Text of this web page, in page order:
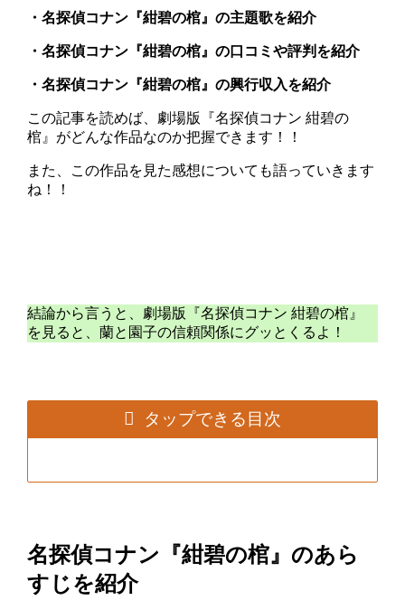
・名探偵コナン『紺碧の棺』の主題歌を紹介
・名探偵コナン『紺碧の棺』の口コミや評判を紹介
・名探偵コナン『紺碧の棺』の興行収入を紹介
この記事を読めば、劇場版『名探偵コナン 紺碧の
棺』がどんな作品なのか把握できます！！
また、この作品を見た感想についても語っていきます
ね！！
結論から言うと、劇場版『名探偵コナン 紺碧の棺』
を見ると、蘭と園子の信頼関係にグッとくるよ！
タップできる目次
名探偵コナン『紺碧の棺』のあら
すじを紹介